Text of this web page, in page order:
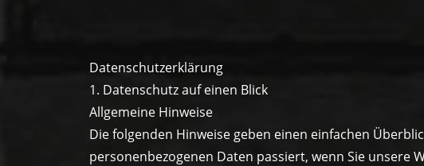
Datenschutzerklärung
1. Datenschutz auf einen Blick
Allgemeine Hinweise
Die folgenden Hinweise geben einen einfachen
personenbezogenen Daten passiert, wenn Sie unsere